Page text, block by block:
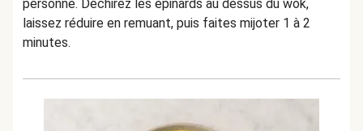
personne. Déchirez les épinards au dessus du wok,
laissez réduire en remuant, puis faites mijoter 1 à 2
minutes.